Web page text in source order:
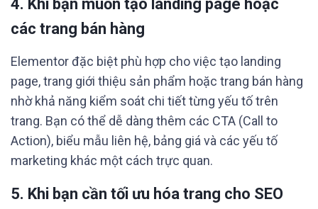
4. Khi bạn muốn tạo landing page hoặc
các trang bán hàng
Elementor đặc biệt phù hợp cho việc tạo landing
page, trang giới thiệu sản phẩm hoặc trang bán hàng
nhờ khả năng kiểm soát chi tiết từng yếu tố trên
trang. Bạn có thể dễ dàng thêm các CTA (Call to
Action), biểu mẫu liên hệ, bảng giá và các yếu tố
marketing khác một cách trực quan.
5. Khi bạn cần tối ưu hóa trang cho SEO